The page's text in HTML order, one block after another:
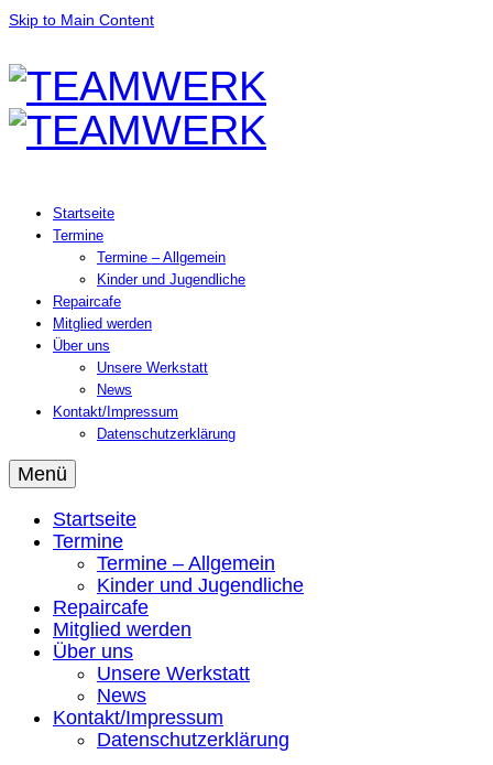
Skip to Main Content
Startseite
Termine
Termine – Allgemein
Kinder und Jugendliche
Repaircafe
Mitglied werden
Über uns
Unsere Werkstatt
News
Kontakt/Impressum
Datenschutzerklärung
Menü
Startseite
Termine
Termine – Allgemein
Kinder und Jugendliche
Repaircafe
Mitglied werden
Über uns
Unsere Werkstatt
News
Kontakt/Impressum
Datenschutzerklärung